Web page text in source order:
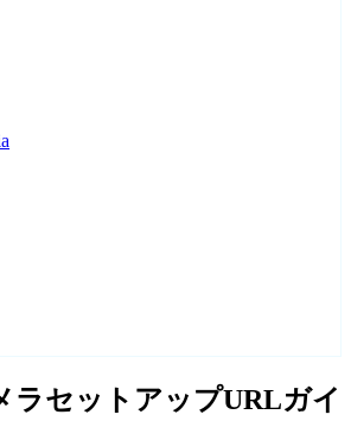
ラセットアップURLガイ